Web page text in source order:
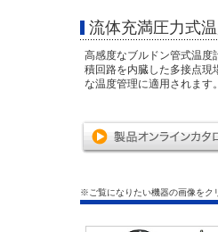
流体充満圧力式
高感度なブルドン管式温度
積回路を内臓した多接点現
な温度管理に適用されます。
※ご覧になりたい機器の画像をク